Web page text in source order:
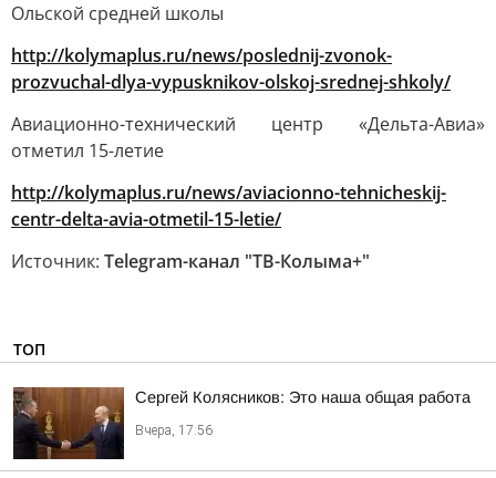
Ольской средней школы
http://kolymaplus.ru/news/poslednij-zvonok-
prozvuchal-dlya-vypusknikov-olskoj-srednej-shkoly/
Авиационно-технический центр «Дельта-Авиа»
отметил 15-летие
http://kolymaplus.ru/news/aviacionno-tehnicheskij-
centr-delta-avia-otmetil-15-letie/
Источник: Telegram-канал "ТВ-Колыма+"
ТОП
Сергей Колясников: Это наша общая работа
Вчера, 17:56